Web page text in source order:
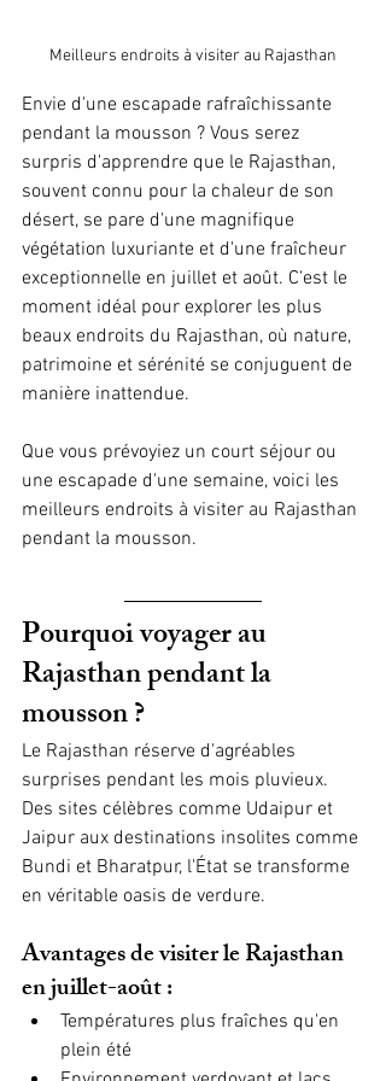
Meilleurs endroits à visiter au Rajasthan
Envie d'une escapade rafraîchissante
pendant la mousson ? Vous serez
surpris d'apprendre que le Rajasthan,
souvent connu pour la chaleur de son
désert, se pare d'une magnifique
végétation luxuriante et d'une fraîcheur
exceptionnelle en juillet et août. C'est le
moment idéal pour explorer les plus
beaux endroits du Rajasthan, où nature,
patrimoine et sérénité se conjuguent de
manière inattendue.
Que vous prévoyiez un court séjour ou
une escapade d'une semaine, voici les
meilleurs endroits à visiter au Rajasthan
pendant la mousson.
Pourquoi voyager au
Rajasthan pendant la
mousson ?
Le Rajasthan réserve d'agréables
surprises pendant les mois pluvieux.
Des sites célèbres comme Udaipur et
Jaipur aux destinations insolites comme
Bundi et Bharatpur, l'État se transforme
en véritable oasis de verdure.
Avantages de visiter le Rajasthan
en juillet-août :
Températures plus fraîches qu'en
plein été